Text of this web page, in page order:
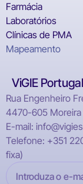
Farmácia
Laboratórios
Clínicas de PMA
Mapeamento
ViGIE Portugal
Rua Engenheiro
4470-605 Moreira
E-mail:
Telefone: +351
fixa)